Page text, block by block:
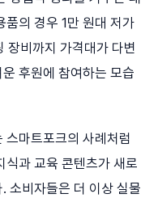
품의 경우 1만 원대 저가
장비까지 가격대가 다변
후원에 참여하는 모습
마트포크의 사례처럼
식과 교육 콘텐츠가 새로
소비자들은 더 이상 실물